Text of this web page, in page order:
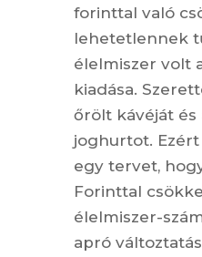
forinttal való
lehetetlennek
élelmiszer volt
kiadása.
őrölt kávéját és
joghurtot.
egy tervet,
Forinttal
élelmiszer-
apró